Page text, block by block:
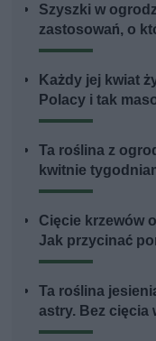
Szyszki w
zastosowań, o
Każdy jej kwiat
Polacy i tak
Ta roślina z
kwitnie
Cięcie krzewów
Jak przycinać
Ta roślina
astry. Bez cięcia